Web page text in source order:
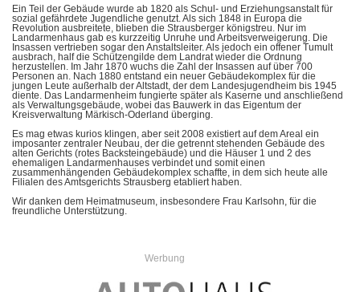
Ein Teil der Gebäude wurde ab 1820 als Schul- und Erziehungsanstalt für
sozial gefährdete Jugendliche genutzt. Als sich 1848 in Europa die
Revolution ausbreitete, blieben die Strausberger königstreu. Nur im
Landarmenhaus gab es kurzzeitig Unruhe und Arbeitsverweigerung. Die
Insassen vertrieben sogar den Anstaltsleiter. Als jedoch ein offener Tumult
ausbrach, half die Schützengilde dem Landrat wieder die Ordnung
herzustellen. Im Jahr 1870 wuchs die Zahl der Insassen auf über 700
Personen an. Nach 1880 entstand ein neuer Gebäudekomplex für die
jungen Leute außerhalb der Altstadt, der dem Landesjugendheim bis 1945
diente. Das Landarmenheim fungierte später als Kaserne und anschließend
als Verwaltungsgebäude, wobei das Bauwerk in das Eigentum der
Kreisverwaltung Märkisch-Oderland überging.
Es mag etwas kurios klingen, aber seit 2008 existiert auf dem Areal ein
imposanter zentraler Neubau, der die getrennt stehenden Gebäude des
alten Gerichts (rotes Backsteingebäude) und die Häuser 1 und 2 des
ehemaligen Landarmenhauses verbindet und somit einen
zusammenhängenden Gebäudekomplex schaffte, in dem sich heute alle
Filialen des Amtsgerichts Strausberg etabliert haben.
Wir danken dem Heimatmuseum, insbesondere Frau Karlsohn, für die
freundliche Unterstützung.
Werbung